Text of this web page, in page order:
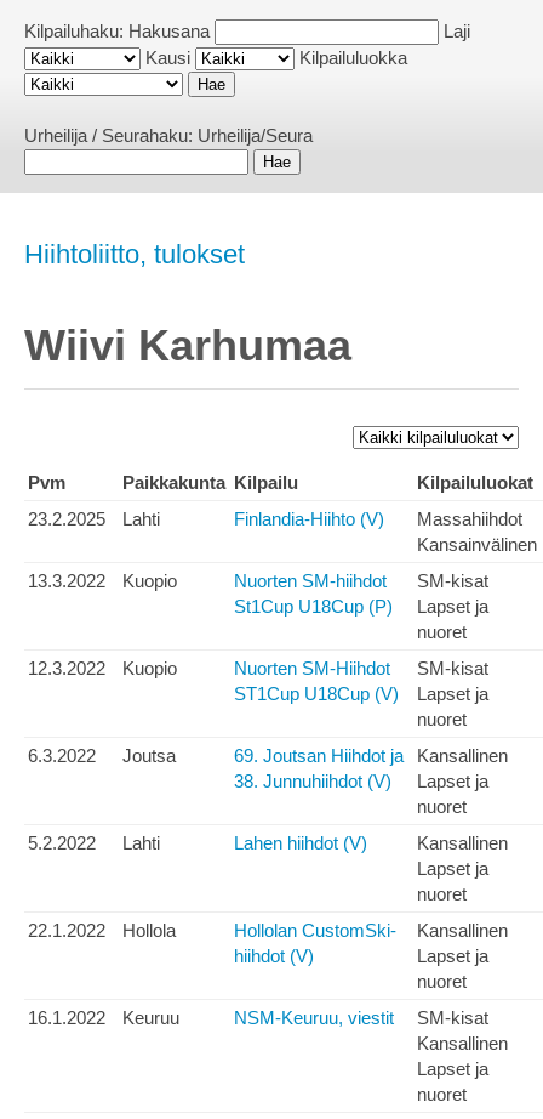
Kilpailuhaku: Hakusana
Laji
Kausi
Kilpailuluokka
Urheilija / Seurahaku: Urheilija/Seura
Hiihtoliitto, tulokset
Wiivi Karhumaa
Pvm Paikkakunta Kilpailu
Kilpailuluokat
23.2.2025
Lahti Finlandia-Hiihto (V)
Massahiihdot
Kansainvälinen
13.3.2022
Kuopio
Nuorten SM-hiihdot
St1Cup U18Cup (P)
SM-kisat
Lapset ja
nuoret
12.3.2022
Kuopio
Nuorten SM-Hiihdot
ST1Cup U18Cup (V)
SM-kisat
Lapset ja
nuoret
6.3.2022
Joutsa
69. Joutsan Hiihdot ja
38. Junnuhiihdot (V)
Kansallinen
Lapset ja
nuoret
5.2.2022
Lahti Lahen hiihdot (V)
Kansallinen
Lapset ja
nuoret
22.1.2022
Hollola
Hollolan CustomSki-
hiihdot (V)
Kansallinen
Lapset ja
nuoret
16.1.2022
Keuruu NSM-Keuruu, viestit
SM-kisat
Kansallinen
Lapset ja
nuoret